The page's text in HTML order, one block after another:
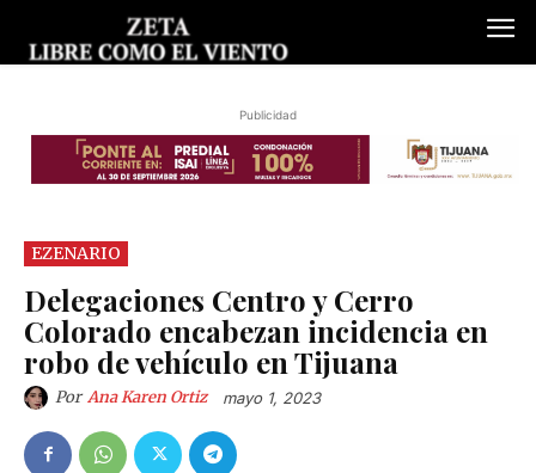
Publicidad
EZENARIO
Delegaciones Centro y Cerro
Colorado encabezan incidencia en
robo de vehículo en Tijuana
Por Ana Karen Ortiz mayo 1, 2023